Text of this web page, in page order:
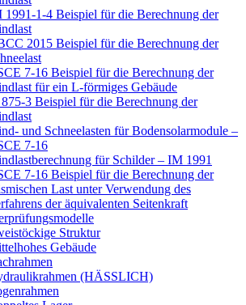
1991-1-4 Beispiel für die Berechnung der
2015 Beispiel für die Berechnung der
7-16 Beispiel für die Berechnung der
für ein L-förmiges Gebäude
3 Beispiel für die Berechnung der
und Schneelasten für Bodensolarmodule –
7-16
für Schilder – IM 1991
7-16 Beispiel für die Berechnung der
Last unter Verwendung des
der äquivalenten Seitenkraft
Struktur
Gebäude
(HÄSSLICH)